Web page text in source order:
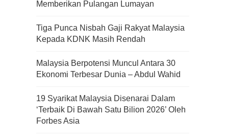
Memberikan Pulangan Lumayan
Tiga Punca Nisbah Gaji Rakyat Malaysia
Kepada KDNK Masih Rendah
Malaysia Berpotensi Muncul Antara 30
Ekonomi Terbesar Dunia – Abdul Wahid
19 Syarikat Malaysia Disenarai Dalam
‘Terbaik Di Bawah Satu Bilion 2026’ Oleh
Forbes Asia